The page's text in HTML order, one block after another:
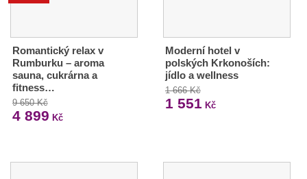
Romantický relax v
Rumburku – aroma
sauna, cukrárna a
fitness…
9 650 Kč
4 899 Kč
Moderní hotel v
polských Krkonoších:
jídlo a wellness
1 666 Kč
1 551 Kč